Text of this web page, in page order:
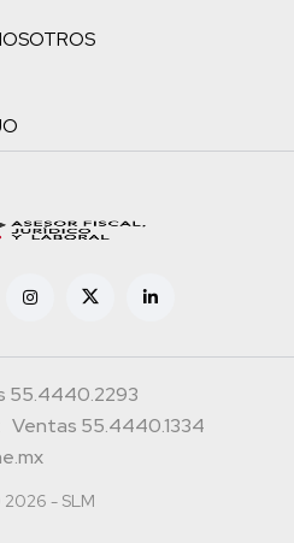
55.4440.2293
Ventas 55.4440.1334
- SLM